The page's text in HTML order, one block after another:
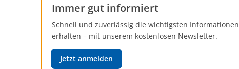
Immer gut informiert
Schnell und zuverlässig die wichtigsten Informationen
erhalten – mit unserem kostenlosen Newsletter.
Jetzt anmelden